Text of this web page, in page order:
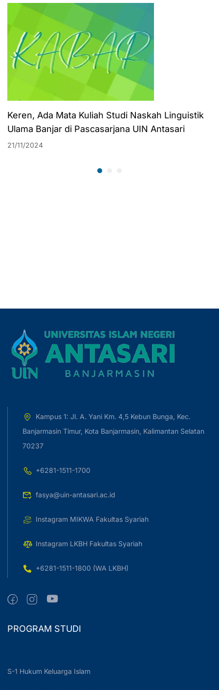
Menarik dan Kaya
Keren, Ada Mata Kuliah Studi Naskah Linguistik
Ulama Banjar di Pascasarjana UIN Antasari
21/11/2024
Kampus 1: Jl. A. Yani Km. 4,5 Kebun Bunga, Kec.
Banjarmasin Timur, Kota Banjarmasin, Kalimantan Selatan
70237
+6281-1511-1700
fasya@uin-antasari.ac.id
Instagram MIKWA Fakultas Syariah
Instagram LKBH Fakultas Syariah
+6281-1511-1800 (WA LKBH)
PROGRAM STUDI
S-1 Hukum Keluarga Islam